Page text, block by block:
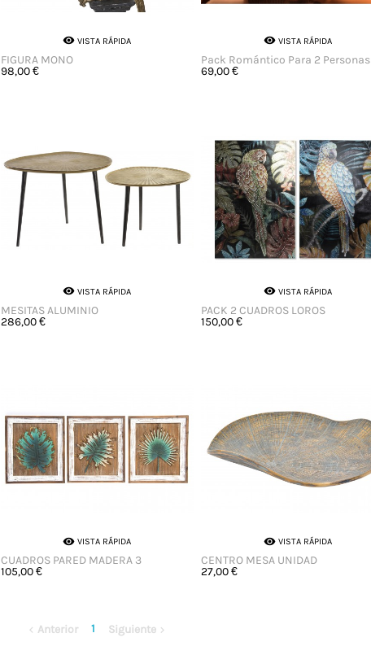
FIGURA MONO
98,00 €
 VISTA RÁPIDA
Pack Romántico Para 2 Personas
69,00 €
VISTA RÁPIDA
MESITAS ALUMINIO
286,00 €
 VISTA RÁPIDA
PACK 2 CUADROS LOROS
150,00 €
VISTA RÁPIDA
CUADROS PARED MADERA 3
105,00 €
 VISTA RÁPIDA
CENTRO MESA UNIDAD
27,00 €
VISTA RÁPIDA
 Anterior 1 Siguiente 